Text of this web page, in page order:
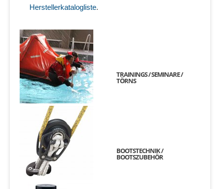
Herstellerkatalogliste.
TRAININGS / SEMINARE /
TÖRNS
BOOTSTECHNIK /
BOOTSZUBEHÖR